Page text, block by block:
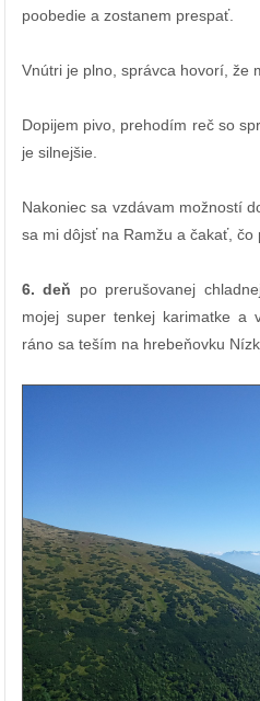
poobedie a zostanem prespať.
Vnútri je plno, správca hovorí, že
Dopijem pivo, prehodím reč so
je silnejšie.
Nakoniec sa vzdávam možností
sa mi dôjsť na Ramžu a čakať, čo
6. deň po prerušovanej
mojej super tenkej karimatke a
ráno sa teším na hrebeňovku